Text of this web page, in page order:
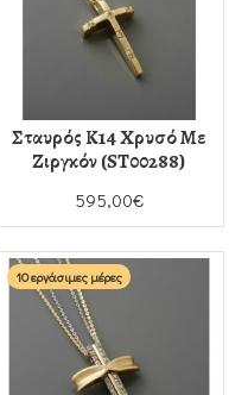
Σταυρός Κ14 Χρυσό Με
Ζιργκόν (ST00288)
595,00€
10 εργάσιμες μέρες